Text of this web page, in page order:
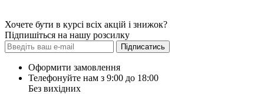
Хочете бути в курсі всіх акцій і знижок?
Підпишіться на нашу розсилку
Підписатись
Оформити замовлення
Телефонуйте нам з 9:00 до 18:00
Без вихідних